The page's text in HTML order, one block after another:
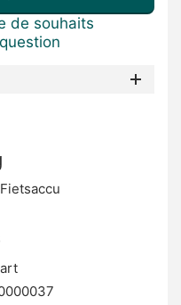
de souhaits